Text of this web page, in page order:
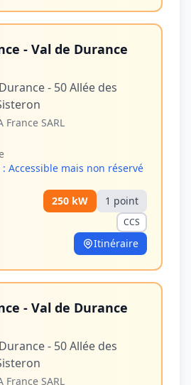
- Val de Durance
- 50 Allée des
France SARL
: Accessible mais non réservé
250 kW 1 point
CCS
Itinéraire
- Val de Durance
- 50 Allée des
France SARL